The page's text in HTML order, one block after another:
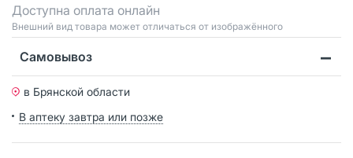
Доступна оплата онлайн
Bнешний вид товара может отличаться от изображённого
Самовывоз
в Брянской области
В аптеку завтра или позже